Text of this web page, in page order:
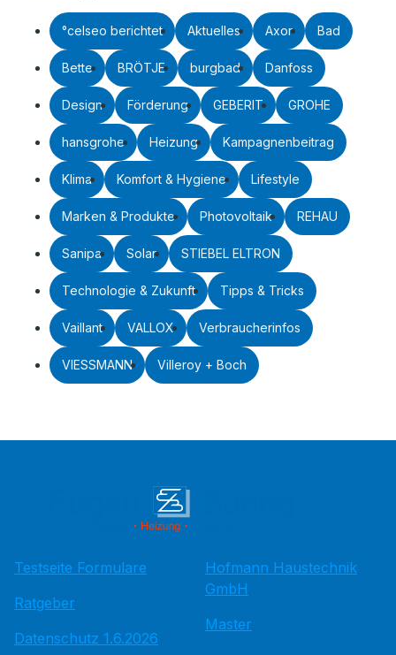
°celseo berichtet Aktuelles Axor Bad
Bette BRÖTJE burgbad Danfoss
Design Förderung GEBERIT GROHE
hansgrohe Heizung Kampagnenbeitrag
Klima Komfort & Hygiene Lifestyle
Marken & Produkte Photovoltaik REHAU
Sanipa Solar STIEBEL ELTRON
Technologie & Zukunft Tipps & Tricks
Vaillant VALLOX Verbraucherinfos
VIESSMANN Villeroy + Boch
Testseite Formulare
Ratgeber
Datenschutz 1.6.2026
Hofmann Haustechnik
GmbH
Master